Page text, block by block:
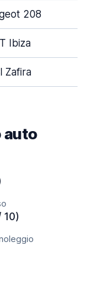
208
Ibiza
Zafira
auto
10)